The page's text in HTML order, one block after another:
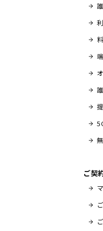
ご契